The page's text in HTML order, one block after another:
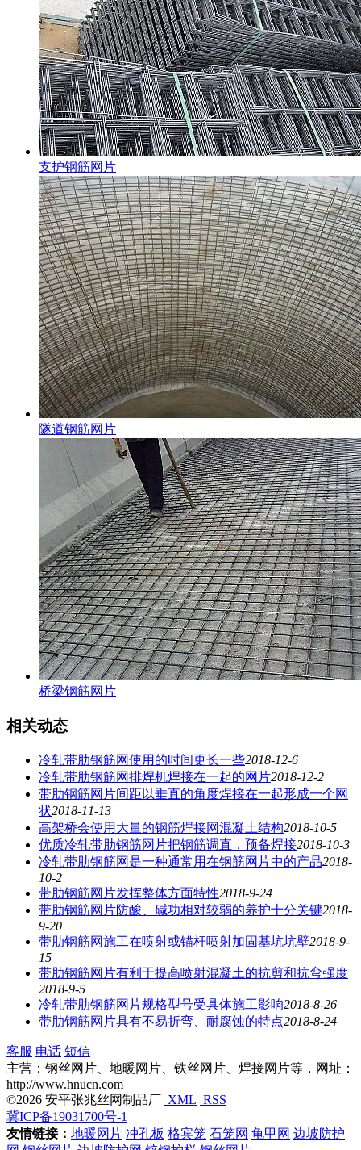
支护钢筋网片
隧道钢筋网片
桥梁钢筋网片
相关动态
冷轧带肋钢筋网使用的时间更长一些2018-12-6
冷轧带肋钢筋网排焊机焊接在一起的网片2018-12-2
带肋钢筋网片间距以垂直的角度焊接在一起形成一个网
状2018-11-13
高架桥会使用大量的钢筋焊接网混凝土结构2018-10-5
优质冷轧带肋钢筋网片把钢筋调直，预备焊接2018-10-3
冷轧带肋钢筋网是一种通常用在钢筋网片中的产品2018-
10-2
带肋钢筋网片发挥整体方面特性2018-9-24
带肋钢筋网片防酸、碱功相对较弱的养护十分关键2018-
9-20
带肋钢筋网施工在喷射或锚杆喷射加固基坑坑壁2018-9-
15
带肋钢筋网片有利于提高喷射混凝土的抗剪和抗弯强度
2018-9-5
冷轧带肋钢筋网片规格型号受具体施工影响2018-8-26
带肋钢筋网片具有不易折弯、耐腐蚀的特点2018-8-24
客服 电话 短信
主营：钢丝网片、地暖网片、铁丝网片、焊接网片等，网址：
http://www.hnucn.com
©2026 安平张兆丝网制品厂 XML RSS
冀ICP备19031700号-1
友情链接： 地暖网片 冲孔板 格宾笼 石笼网 龟甲网 边坡防护